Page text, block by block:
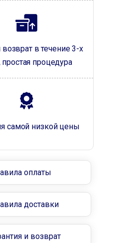
в течение 3-х
процедура
самой низкой цены
оплаты
доставки
и возврат